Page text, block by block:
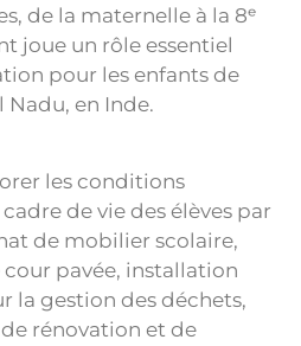
de la maternelle à la 8ᵉ
joue un rôle essentiel
pour les enfants de
en Inde.
les conditions
de vie des élèves par
de mobilier scolaire,
pavée, installation
la gestion des déchets,
rénovation et de